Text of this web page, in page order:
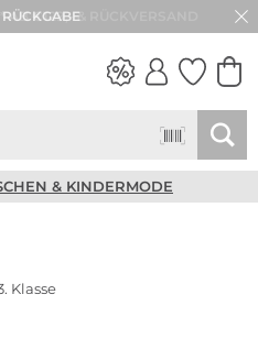
& KINDERMODE
Klasse